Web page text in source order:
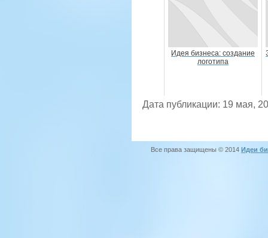
Идея бизнеса: создание
логотипа
Дата публикации: 19 мая,
Все права защищены © 2014 Идеи